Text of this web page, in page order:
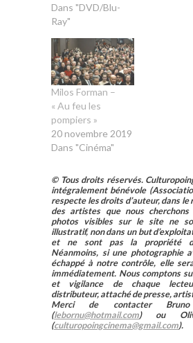
Dans "DVD/Blu-
Ray"
Milos Forman –
« Au feu les
pompiers »
20 novembre 2019
Dans "Cinéma"
© Tous droits réservés.
intégralement bénévole
respecte les droits d’auteur, dans
des artistes que nous
photos visibles sur le site ne
illustratif, non dans un but
et ne sont pas la propriété
Néanmoins, si une photographie
échappé à notre contrôle, elle
immédiatement. Nous comptons
et vigilance de chaque
distributeur, attaché de presse,
Merci de contacter Bruno
(lebornu@hotmail.com) ou
(culturopoingcinema@gmail.com).